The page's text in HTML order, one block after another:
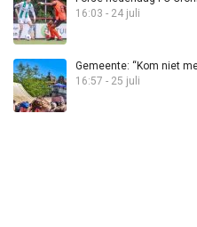
16:03 - 24 juli
Gemeente: “Kom niet
16:57 - 25 juli